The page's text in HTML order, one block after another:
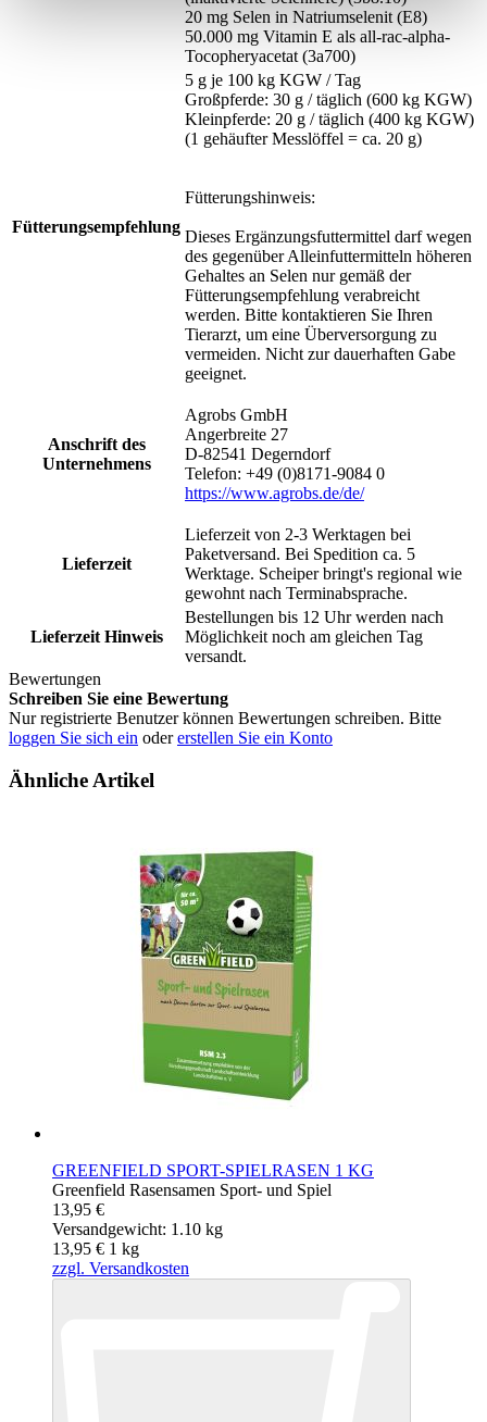
20 mg Selen in Natriumselenit (E8)
50.000 mg Vitamin E als all-rac-alpha-
Tocopheryacetat (3a700)
Fütterungsempfehlung
5 g je 100 kg KGW / Tag
Großpferde: 30 g / täglich (600 kg KGW)
Kleinpferde: 20 g / täglich (400 kg KGW)
(1 gehäufter Messlöffel = ca. 20 g)
Fütterungshinweis:
Dieses Ergänzungsfuttermittel darf wegen
des gegenüber Alleinfuttermitteln höheren
Gehaltes an Selen nur gemäß der
Fütterungsempfehlung verabreicht
werden. Bitte kontaktieren Sie Ihren
Tierarzt, um eine Überversorgung zu
vermeiden. Nicht zur dauerhaften Gabe
geeignet.
Anschrift des
Unternehmens
Agrobs GmbH
Angerbreite 27
D-82541 Degerndorf
Telefon: +49 (0)8171-9084 0
https://www.agrobs.de/de/
Lieferzeit
Lieferzeit von 2-3 Werktagen bei
Paketversand. Bei Spedition ca. 5
Werktage. Scheiper bringt's regional wie
gewohnt nach Terminabsprache.
Lieferzeit Hinweis
Bestellungen bis 12 Uhr werden nach
Möglichkeit noch am gleichen Tag
versandt.
Bewertungen
Schreiben Sie eine Bewertung
Nur registrierte Benutzer können Bewertungen schreiben. Bitte
loggen Sie sich ein odererstellen Sie ein Konto
Ähnliche Artikel
GREENFIELD SPORT-SPIELRASEN 1 KG
Greenfield Rasensamen Sport- und Spiel
13,95 €
Versandgewicht: 1.10 kg
13,95 € 1 kg
zzgl. Versandkosten